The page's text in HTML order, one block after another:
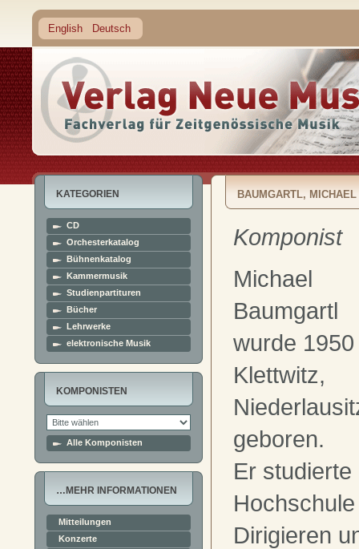
English Deutsch
KATEGORIEN
CD
Orchesterkatalog
Bühnenkatalog
Kammermusik
Studienpartituren
Bücher
Lehrwerke
elektronische Musik
KOMPONISTEN
Alle Komponisten
…MEHR INFORMATIONEN
Mitteilungen
Konzerte
BAUMGARTL, MICHAEL
Komponist
Michael
Baumgartl
wurde 1950
Klettwitz,
geboren.
Er
Dirigieren